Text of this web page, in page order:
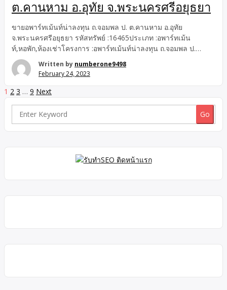
ต.คานหาม อ.อุทัย จ.พระนครศรีอยุธยา
ขายอพาร์ทเม้นท์น่าลงทุน ถ.จอมพล ป. ต.คานหาม อ.อุทัย
จ.พระนครศรีอยุธยา รหัสทรัพย์ :16465ประเภท :อพาร์ทเม้น
ท์,หอพัก,ห้องเช่าโครงการ :อพาร์ทเม้นท์น่าลงทุน ถ.จอมพล ป.
จ.พระนครศรีอยุธยาที่ตั้ง :ซ.ตะวันสีทอง ถ.จอมพล ป. ต.คานหาม
อ.อุทัย จ.พระนครศรีอยุธยา ขายอพาร์ทเม้นท์ 6 ชั้น เนื้อที่ 62 ตร.ว.
พื้นที่ใช้สอย 480 ตร.ม. 56 ห้องนอน 55 ห้องน้ำ พื้นปูด้วยกระเบื้อง
หน้าต่างมีมุ้งลวดเหล็กดัด ภายในห้องติดพัดลมเพดาน ระบบ
พาร์ทเม้นใช้ระบบคีย์การ์ดในการเข้า-ออก เหมาะสำหรับซื้อไว้เพื่อ
การลงทุนให้คนเช่า ทำเลดี การเดินทางสะดวกใกล้นิคม
นัมเบอร์วัน โบรกเกอร์ จำกัดเบอร์โทร : 096-8809498 – […]
Written by numberone9498
February 24, 2023
Page
navigation
1 2 3 … 9 Next
Search